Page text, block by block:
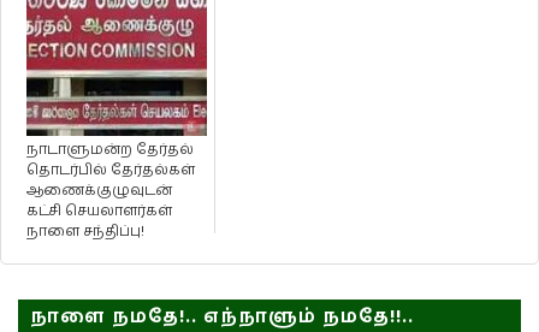
நாடாளுமன்ற தேர்தல்
தொடர்பில் தேர்தல்கள்
ஆணைக்குழுவுடன்
கட்சி செயலாளர்கள்
நாளை சந்திப்பு!
நாளை நமதே!.. எந்நாளும் நமதே!!..